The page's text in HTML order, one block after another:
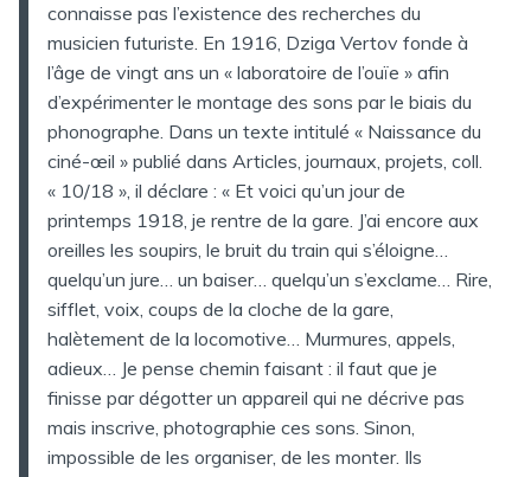
connaisse pas l’existence des recherches du
musicien futuriste. En 1916, Dziga Vertov fonde à
l’âge de vingt ans un « laboratoire de l’ouïe » afin
d’expérimenter le montage des sons par le biais du
phonographe. Dans un texte intitulé « Naissance du
ciné-œil » publié dans Articles, journaux, projets, coll.
« 10/18 », il déclare : « Et voici qu’un jour de
printemps 1918, je rentre de la gare. J’ai encore aux
oreilles les soupirs, le bruit du train qui s’éloigne…
quelqu’un jure… un baiser… quelqu’un s’exclame… Rire,
sifflet, voix, coups de la cloche de la gare,
halètement de la locomotive… Murmures, appels,
adieux… Je pense chemin faisant : il faut que je
finisse par dégotter un appareil qui ne décrive pas
mais inscrive, photographie ces sons. Sinon,
impossible de les organiser, de les monter. Ils